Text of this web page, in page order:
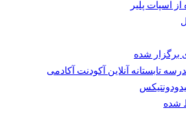
از اسپات پلیر
برگزار شده
تابستانه آنلاین آکودنت آکادمی
شده